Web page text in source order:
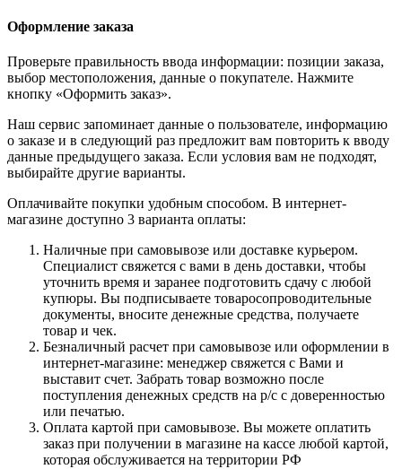
Оформление заказа
Проверьте правильность ввода информации: позиции заказа,
выбор местоположения, данные о покупателе. Нажмите
кнопку «Оформить заказ».
Наш сервис запоминает данные о пользователе, информацию
о заказе и в следующий раз предложит вам повторить к вводу
данные предыдущего заказа. Если условия вам не подходят,
выбирайте другие варианты.
Оплачивайте покупки удобным способом. В интернет-
магазине доступно 3 варианта оплаты:
Наличные при самовывозе или доставке курьером.
Специалист свяжется с вами в день доставки, чтобы
уточнить время и заранее подготовить сдачу с любой
купюры. Вы подписываете товаросопроводительные
документы, вносите денежные средства, получаете
товар и чек.
Безналичный расчет при самовывозе или оформлении в
интернет-магазине: менеджер свяжется с Вами и
выставит счет. Забрать товар возможно после
поступления денежных средств на р/с с доверенностью
или печатью.
Оплата картой при самовывозе. Вы можете оплатить
заказ при получении в магазине на кассе любой картой,
которая обслуживается на территории РФ